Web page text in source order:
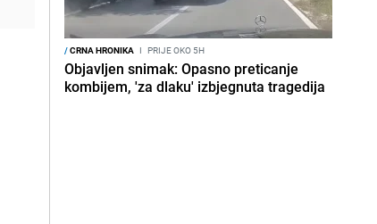
/CRNA HRONIKA I PRIJE OKO 5H
Objavljen snimak: Opasno preticanje
kombijem, 'za dlaku' izbjegnuta tragedija